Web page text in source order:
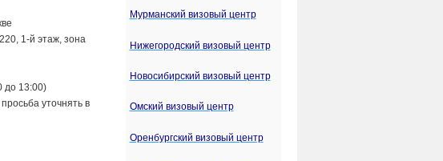
1-й этаж, зона
до 13:00)
уточнять в
Мурманский визовый центр
Нижегородский визовый центр
Новосибирский визовый центр
Омский визовый центр
Оренбургский визовый центр